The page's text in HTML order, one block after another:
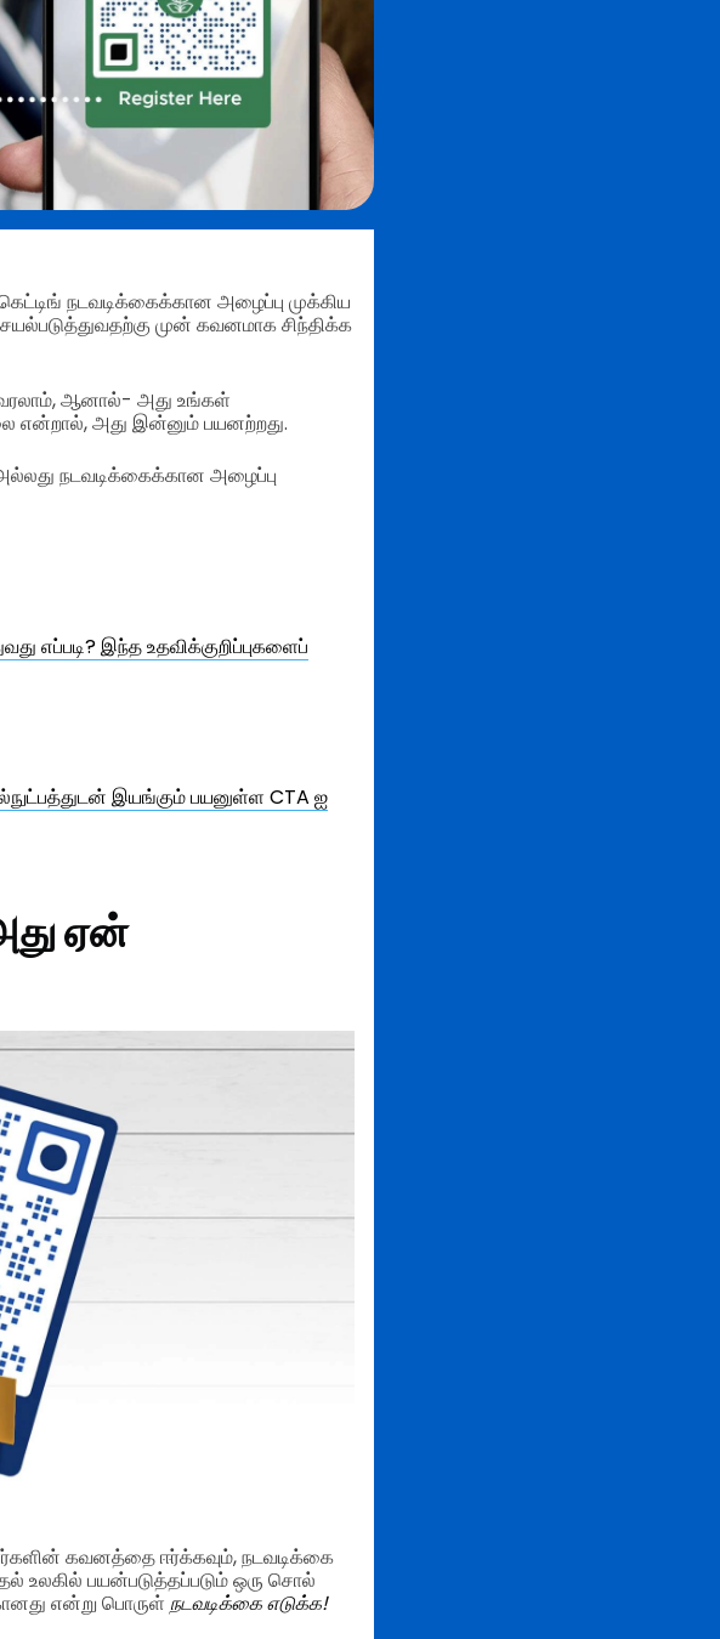
நடவடிக்கைக்கான அழைப்பு முக்கிய
முன் கவனமாக சிந்திக்க
ஆனால்- அது உங்கள்
என்றால், அது இன்னும் பயனற்றது.
நடவடிக்கைக்கான அழைப்பு
எப்படி? இந்த உதவிக்குறிப்புகளைப்
இயங்கும் பயனுள்ள CTA ஐ
ஏன்
கவனத்தை ஈர்க்கவும், நடவடிக்கை
உலகில் பயன்படுத்தப்படும் ஒரு சொல்
என்று பொருள் நடவடிக்கை எடுக்க!